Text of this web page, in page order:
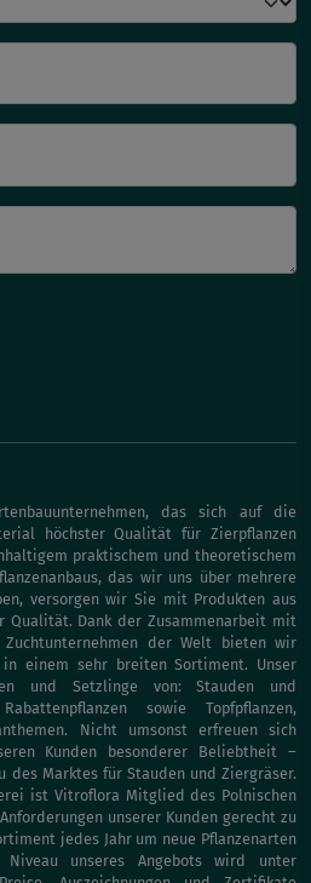
das sich auf die
höchster Qualität für Zierpflanzen
praktischem und theoretischem
das wir uns über mehrere
versorgen wir Sie mit Produkten aus
Qualität. Dank der Zusammenarbeit mit
der Welt bieten wir
in einem sehr breiten Sortiment. Unser
und Setzlinge von: Stauden und
sowie Topfpflanzen,
Nicht umsonst erfreuen sich
Kunden besonderer Beliebtheit –
Marktes für Stauden und Ziergräser.
ist Vitroflora Mitglied des Polnischen
unserer Kunden gerecht zu
jedes Jahr um neue Pflanzenarten
Niveau unseres Angebots wird unter